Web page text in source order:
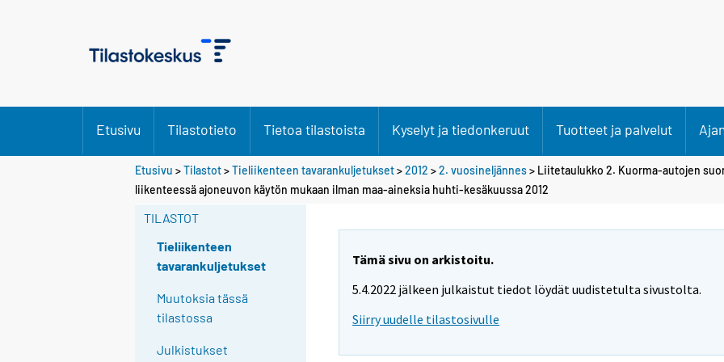
Etusivu Tilastotieto Tietoa tilastoista Kyselyt ja tiedonkeruut Tuotteet ja palvelut
Etusivu >Tilastot>Tieliikenteen tavarankuljetukset>2012 >2. vuosineljännes> Liitetaulukko 2. Kuorma-autojen
liikenteessä ajoneuvon käytön mukaan ilman maa-aineksia huhti-kesäkuussa 2012
TILASTOT
Tieliikenteen
tavarankuljetukset
Muutoksia tässä
tilastossa
Julkistukset
Tämä sivu on arkistoitu.
5.4.2022 jälkeen julkaistut tiedot löydät uudistetulta sivustolta.
Siirry uudelle tilastosivulle